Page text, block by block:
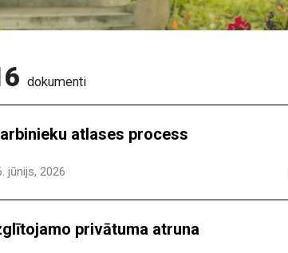
dokumenti
atlases process
jūnijs, 2026
privātuma atruna